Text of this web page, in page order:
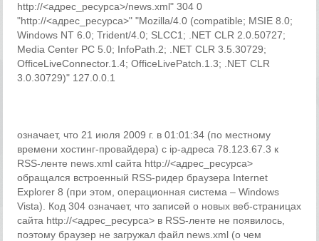
http://<адрес_ресурса>/news.xml" 304 0
"http://<адрес_ресурса>" "Mozilla/4.0 (compatible; MSIE 8.0;
Windows NT 6.0; Trident/4.0; SLCC1; .NET CLR 2.0.50727;
Media Center PC 5.0; InfoPath.2; .NET CLR 3.5.30729;
OfficeLiveConnector.1.4; OfficeLivePatch.1.3; .NET CLR
3.0.30729)" 127.0.0.1
означает, что 21 июля 2009 г. в 01:01:34 (по местному
времени хостинг-провайдера) с ip-адреса 78.123.67.3 к
RSS-ленте news.xml сайта http://<адрес_ресурса>
обращался встроенный RSS-ридер браузера Internet
Explorer 8 (при этом, операционная система – Windows
Vista). Код 304 означает, что записей о новых веб-страницах
сайта http://<адрес_ресурса> в RSS-ленте не появилось,
поэтому браузер не загружал файл news.xml (о чем